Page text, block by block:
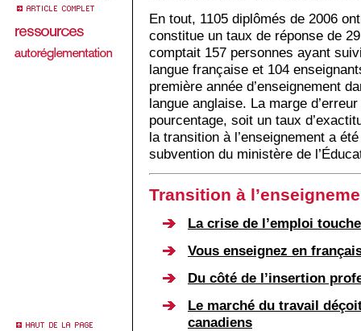
En tout, 1105 diplômés de 2006
constitue un taux de réponse de
comptait 157 personnes ayant
langue française et 104
première année d’enseignement
langue anglaise. La marge
pourcentage, soit un taux
la transition à l’enseignement a
subvention du ministère de
Transition à
La crise de l’emploi
Vous enseignez en
Du côté de l’insertion
Le marché du travail
canadiens